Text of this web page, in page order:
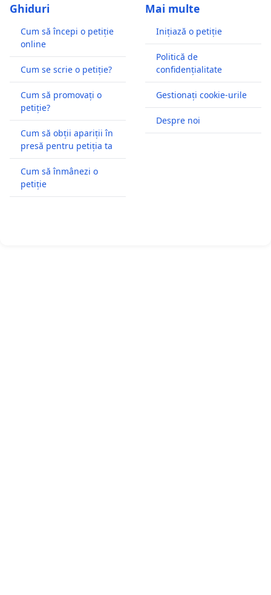
Ghiduri
Cum să începi o petiție
online
Cum se scrie o petiție?
Cum să promovați o
petiție?
Cum să obții apariții în
presă pentru petiția ta
Cum să înmânezi o
petiție
Mai multe
Inițiază o petiție
Politică de
confidențialitate
Gestionați cookie-urile
Despre noi